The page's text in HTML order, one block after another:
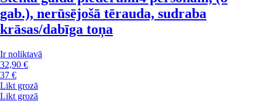
gab.), nerūsējošā tērauda, sudraba
krāsas/dabīga toņa
Ir noliktavā
32,90 €
37 €
Likt grozā
Likt grozā